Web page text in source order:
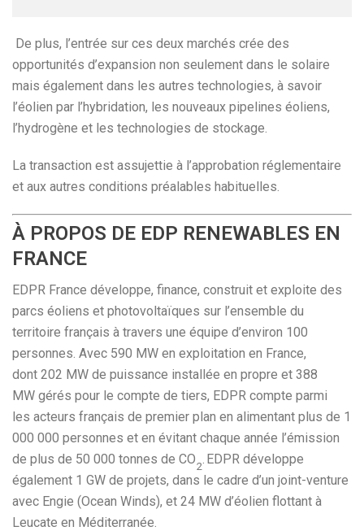
De plus, l’entrée sur ces deux marchés crée des
opportunités d’expansion non seulement dans le solaire
mais également dans les autres technologies, à savoir
l’éolien par l’hybridation, les nouveaux pipelines éoliens,
l’hydrogène et les technologies de stockage.
La transaction est assujettie à l’approbation réglementaire
et aux autres conditions préalables habituelles.
À PROPOS DE EDP RENEWABLES EN
FRANCE
EDPR France développe, finance, construit et exploite des
parcs éoliens et photovoltaïques sur l’ensemble du
territoire français à travers une équipe d’environ 100
personnes. Avec 590 MW en exploitation en France,
dont 202 MW de puissance installée en propre et 388
MW gérés pour le compte de tiers, EDPR compte parmi
les acteurs français de premier plan en alimentant plus de 1
000 000 personnes et en évitant chaque année l’émission
de plus de 50 000 tonnes de CO2. EDPR développe
également 1 GW de projets, dans le cadre d’un joint-venture
avec Engie (Ocean Winds), et 24 MW d’éolien flottant à
Leucate en Méditerranée.